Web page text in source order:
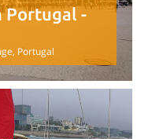
Portugal -
Portugal